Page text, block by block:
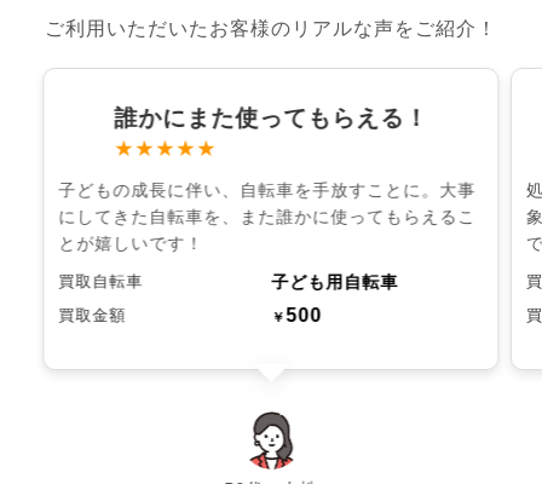
ご利用いただいたお客様のリアルな声をご紹介！
誰かにまた使ってもらえる！
★★★★★
子どもの成長に伴い、自転車を手放すことに。大事
にしてきた自転車を、また誰かに使ってもらえるこ
とが嬉しいです！
買取自転車 子ども用自転車
買取金額 ￥500
chevron_left chevron_right